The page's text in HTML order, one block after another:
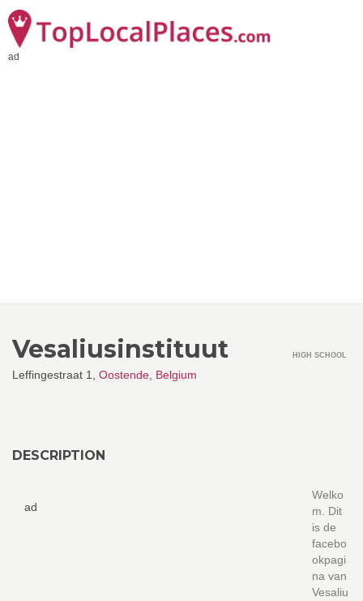
ad
Vesaliusinstituut
Leffingestraat 1, Oostende Belgium
HIGH SCHOOL
DESCRIPTION
ad
Welko
m. Dit
is de
facebo
okpagi
na van
Vesaliu